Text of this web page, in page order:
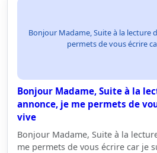
Bonjour Madame, Suite à la lecture
permets de vous écrire
Bonjour Madame, Suite à la
annonce, je me permets de
vive
Bonjour Madame, Suite à la
me permets de vous écrire car je